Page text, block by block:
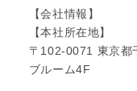
【会社情報】
【本社所在地】
〒102-0071 東京都
ブルーム4F